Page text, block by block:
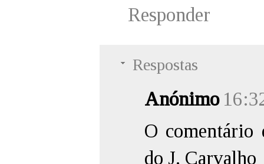
Responder
Respostas
Anónimo
O comentário
do J. Carvalho